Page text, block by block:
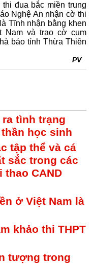
đua bắc miền trung
Nghệ An nhận cờ thi
Tĩnh nhận bằng khen
Nam và trao cờ cụm
báo tỉnh Thừa Thiên
PV
tình trạng
học sinh
tập thể và cá
sắc trong các
thao CAND
ở Việt Nam là
khảo thi THPT
tượng trong